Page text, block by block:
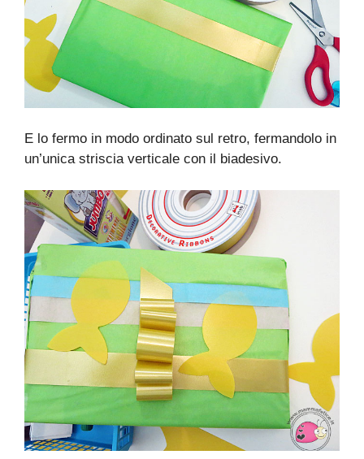
E lo fermo in modo ordinato sul retro, fermandolo in
un’unica striscia verticale con il biadesivo.